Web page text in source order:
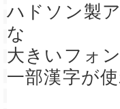
ハドソン製
な
大きいフォ
一部漢字が